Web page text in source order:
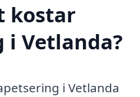
kostar
Vetlanda?
i Vetlanda